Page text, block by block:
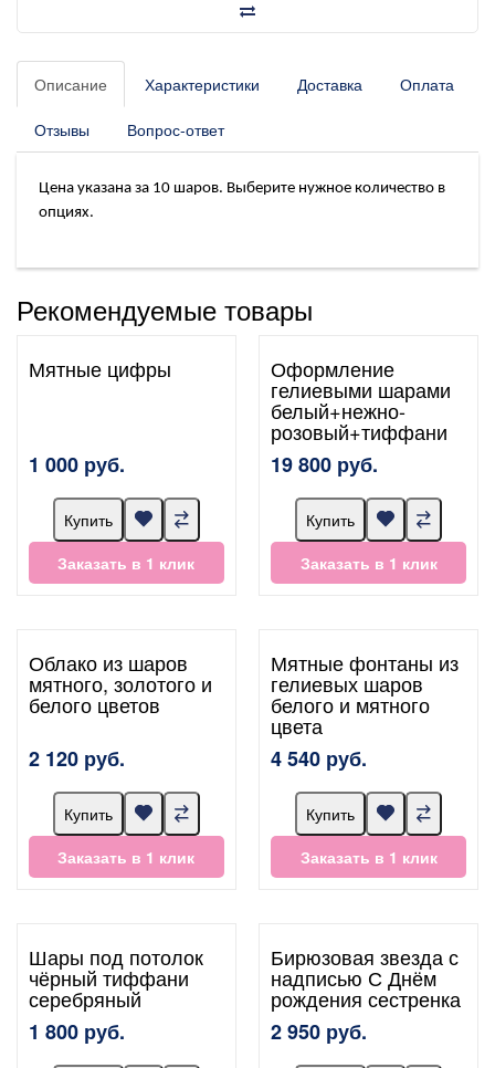
Описание Характеристики Доставка Оплата
Отзывы Вопрос-ответ
Цена указана за 10 шаров. Выберите нужное количество в
опциях.
Рекомендуемые товары
Мятные цифры
1 000 руб.
Купить
Заказать в 1 клик
Оформление
гелиевыми шарами
белый+нежно-
розовый+тиффани
19 800 руб.
Купить
Заказать в 1 клик
Облако из шаров
мятного, золотого и
белого цветов
2 120 руб.
Купить
Заказать в 1 клик
Мятные фонтаны из
гелиевых шаров
белого и мятного
цвета
4 540 руб.
Купить
Заказать в 1 клик
Шары под потолок
чёрный тиффани
серебряный
1 800 руб.
Бирюзовая звезда с
надписью С Днём
рождения сестренка
2 950 руб.